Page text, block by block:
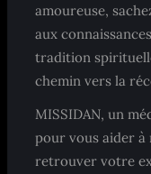
amoureuse,
aux
tradition
chemin vers la
MISSIDAN, un
pour vous aider à
retrouver votre